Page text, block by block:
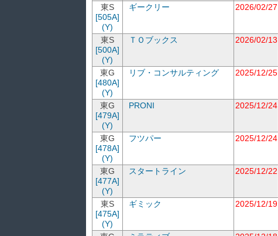
東S
[505A]
(Y)
ギークリー 2026/02/27
東S
[500A]
(Y)
ＴＯブックス 2026/02/13
東G
[480A]
(Y)
リブ・コンサルティング 2025/12/25
東G
[479A]
(Y)
PRONI 2025/12/24
東G
[478A]
(Y)
フツパー 2025/12/24
東G
[477A]
(Y)
スタートライン 2025/12/22
東S
[475A]
(Y)
ギミック 2025/12/19